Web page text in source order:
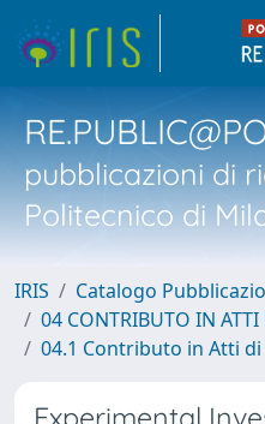
pubblicazioni di
Politecnico di
IRIS
Catalogo
04 CONTRIBUTO IN
04.1 Contributo in Atti